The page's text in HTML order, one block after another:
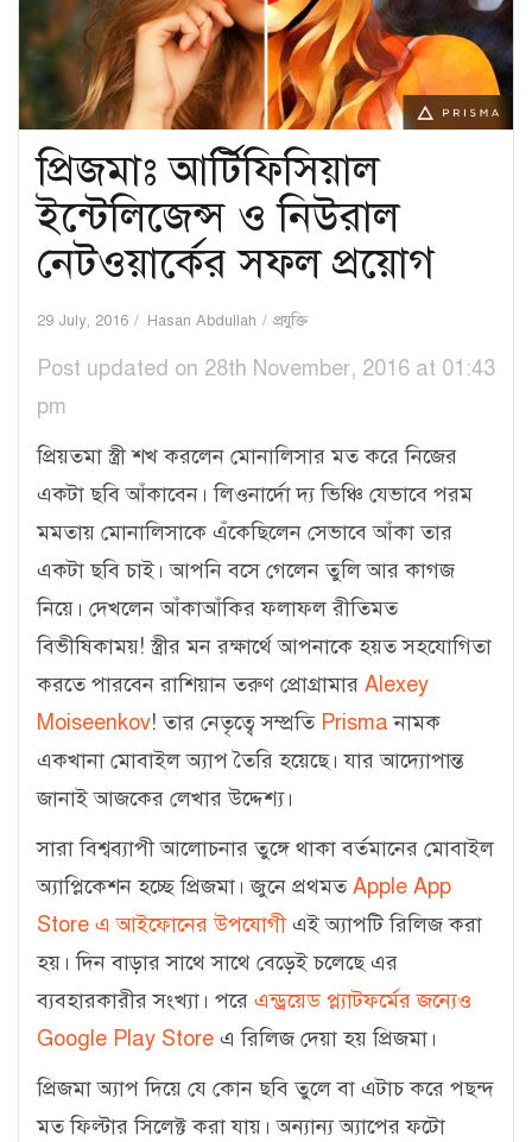
প্রিজমাঃ আর্টিফিসিয়াল
ইন্টেলিজেন্স ও নিউরাল
নেটওয়ার্কের সফল প্রয়োগ
29 July, 2016 Hasan Abdullah প্রযুক্তি
Post updated on 28th November, 2016 at 01:43
pm
প্রিয়তমা স্ত্রী শখ করলেন মোনালিসার মত করে নিজের
একটা ছবি আঁকাবেন। লিওনার্দো দ্য ভিঞ্চি যেভাবে পরম
মমতায় মোনালিসাকে এঁকেছিলেন সেভাবে আঁকা তার
একটা ছবি চাই। আপনি বসে গেলেন তুলি আর কাগজ
নিয়ে। দেখলেন আঁকাআঁকির ফলাফল রীতিমত
বিভীষিকাময়! স্ত্রীর মন রক্ষার্থে আপনাকে হয়ত সহযোগিতা
করতে পারবেন রাশিয়ান তরুণ প্রোগ্রামার Alexey
Moiseenkov! তার নেতৃত্বে সম্প্রতি Prismaনামক
একখানা মোবাইল অ্যাপ তৈরি হয়েছে। যার আদ্যোপান্ত
জানাই আজকের লেখার উদ্দেশ্য।
সারা বিশ্বব্যাপী আলোচনার তুঙ্গে থাকা বর্তমানের মোবাইল
অ্যাপ্লিকেশন হচ্ছে প্রিজমা। জুনে প্রথমতApple App
Store এ আইফোনের উপযোগীএই অ্যাপটি রিলিজ করা
হয়। দিন বাড়ার সাথে সাথে বেড়েই চলেছে এর
ব্যবহারকারীর সংখ্যা। পরে এন্ড্রয়েড প্ল্যাটফর্মের জন্যেও
Google Play Store এ রিলিজ দেয়া হয় প্রিজমা।
প্রিজমা অ্যাপ দিয়ে যে কোন ছবি তুলে বা এটাচ করে পছন্দ
মত ফিল্টার সিলেক্ট করা যায়। অন্যান্য অ্যাপের ফটো